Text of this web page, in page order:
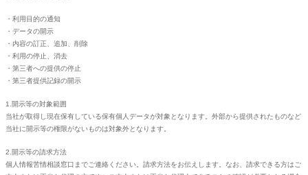
・利用目的の通知
・データの開示
・内容の訂正、追加、削除
・利用の停止、消去
・第三者への提供の停止
・第三者提供記録の開示
1.開示等の対象範囲
当社が取得し現在保有している保有個人データが対象となります。外部から提供されたものなど
当社に開示等の権限がないものは対象外となります。
2.開示等の請求方法
個人情報苦情相談窓口までご連絡ください。請求方法をお伝えします。なお、請求できる方はご